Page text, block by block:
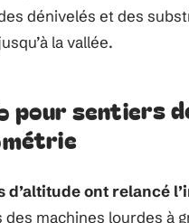
dénivelés et des
la vallée.
pour sentiers
d’altitude ont relancé
machines lourdes à